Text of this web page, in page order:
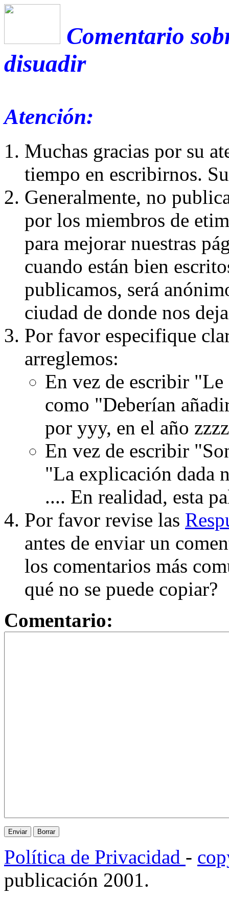
Comentario
disuadir
Atención:
Muchas gracias por su
tiempo en escribirnos.
Generalmente, no
por los miembros de
para mejorar nuestras
cuando están bien
publicamos, será
ciudad de donde nos
Por favor especifique
arreglemos:
En vez de escribir
como "Deberían
por yyy, en el año
En vez de escribir
"La explicación dada
.... En realidad, esta
Por favor revise las
antes de enviar un
los comentarios más
qué no se puede copiar?
Comentario:
Política de Privacidad -
publicación 2001.